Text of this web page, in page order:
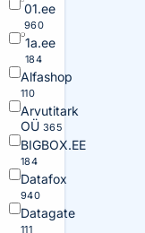
01.ee
960
1a.ee
184
Alfashop
110
Arvutitark
OÜ 365
BIGBOX.EE
184
Datafox
940
Datagate
111